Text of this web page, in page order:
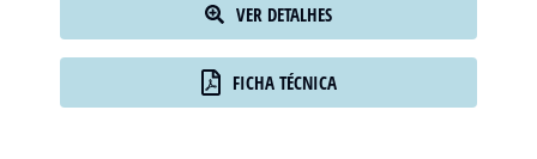
VER DETALHES
FICHA TÉCNICA